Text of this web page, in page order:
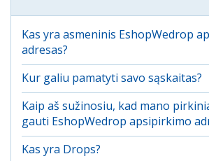
Kas yra asmeninis EshopWedrop
adresas?
Kur galiu pamatyti savo sąskaitas?
Kaip aš sužinosiu, kad mano
gauti EshopWedrop apsipirkimo
Kas yra Drops?